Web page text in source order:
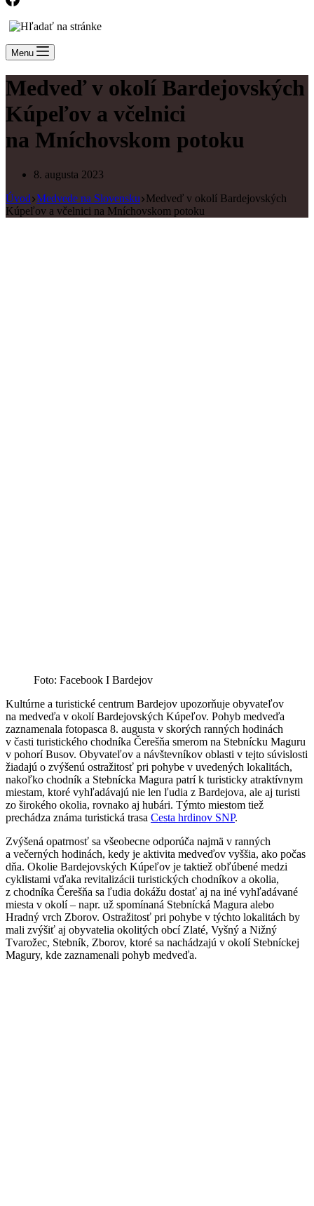
Menu
Medveď v okolí Bardejovských
Kúpeľov a včelnici
na Mníchovskom potoku
8. augusta 2023
Úvod Medvede na Slovensku Medveď v okolí Bardejovských
Kúpeľov a včelnici na Mníchovskom potoku
Foto: Facebook I Bardejov
Kultúrne a turistické centrum Bardejov upozorňuje obyvateľov
na medveďa v okolí Bardejovských Kúpeľov. Pohyb medveďa
zaznamenala fotopasca 8. augusta v skorých ranných hodinách
v časti turistického chodníka Čerešňa smerom na Stebnícku Maguru
v pohorí Busov. Obyvateľov a návštevníkov oblasti v tejto súvislosti
žiadajú o zvýšenú ostražitosť pri pohybe v uvedených lokalitách,
nakoľko chodník a Stebnícka Magura patrí k turisticky atraktívnym
miestam, ktoré vyhľadávajú nie len ľudia z Bardejova, ale aj turisti
zo širokého okolia, rovnako aj hubári. Týmto miestom tiež
prechádza známa turistická trasa Cesta hrdinov SNP.
Zvýšená opatrnosť sa všeobecne odporúča najmä v ranných
a večerných hodinách, kedy je aktivita medveďov vyššia, ako počas
dňa. Okolie Bardejovských Kúpeľov je taktiež obľúbené medzi
cyklistami vďaka revitalizácii turistických chodníkov a okolia,
z chodníka Čerešňa sa ľudia dokážu dostať aj na iné vyhľadávané
miesta v okolí – napr. už spomínaná Stebnícká Magura alebo
Hradný vrch Zborov. Ostražitosť pri pohybe v týchto lokalitách by
mali zvýšiť aj obyvatelia okolitých obcí Zlaté, Vyšný a Nižný
Tvarožec, Stebník, Zborov, ktoré sa nachádzajú v okolí Stebníckej
Magury, kde zaznamenali pohyb medveďa.